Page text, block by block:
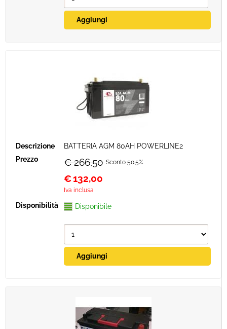
BATTERIA AGM 80AH POWERLINE2
€ 266,50 Sconto 50.5%
€132,00
Iva inclusa
Disponibile